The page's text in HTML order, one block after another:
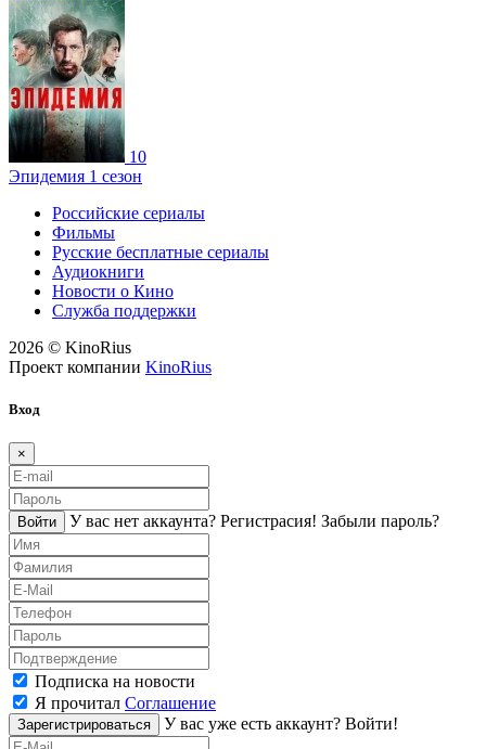
10
Эпидемия 1 сезон
Российские сериалы
Фильмы
Русские бесплатные сериалы
Аудиокниги
Новости о Кино
Служба поддержки
2026 © KinoRius
Проект компании KinoRius
Вход
×
Войти У вас нет аккаунта? Регистраcия! Забыли пароль?
Подписка на новости
Я прочитал Соглашение
Зарегистрироваться У вас уже есть аккаунт? Войти!